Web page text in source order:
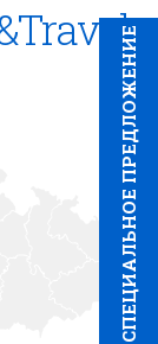
CПЕЦИAЛЬНОЕ ПРЕДЛОЖЕНИЕ